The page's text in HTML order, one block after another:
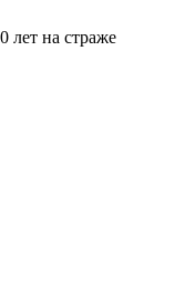
лет на страже